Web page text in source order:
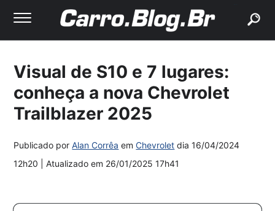
Visual de S10 e 7 lugares:
conheça a nova Chevrolet
Trailblazer 2025
Publicado porAlan Corrêa emChevrolet dia16/04/2024
12h20
| Atualizado em 26/01/2025 17h41